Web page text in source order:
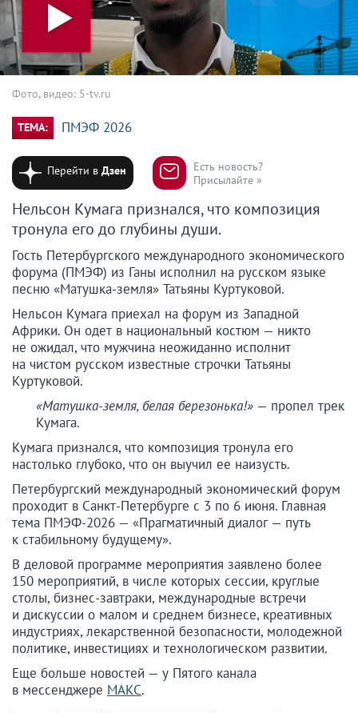
Фото, видео: 5-tv.ru
ТЕМА: ПМЭФ 2026
Перейти вДзен
Есть новость?
Присылайте »
Нельсон Кумага признался, что композиция
тронула его до глубины души.
Гость Петербургского международного экономического
форума (ПМЭФ) из Ганы исполнил на русском языке
песню «Матушка-земля» Татьяны Куртуковой.
Нельсон Кумага приехал на форум из Западной
Африки. Он одет в национальный костюм — никто
не ожидал, что мужчина неожиданно исполнит
на чистом русском известные строчки Татьяны
Куртуковой.
«Матушка-земля, белая березонька!» — пропел трек
Кумага.
Кумага признался, что композиция тронула его
настолько глубоко, что он выучил ее наизусть.
Петербургский международный экономический форум
проходит в Санкт-Петербурге с 3 по 6 июня. Главная
тема ПМЭФ-2026 — «Прагматичный диалог — путь
к стабильному будущему».
В деловой программе мероприятия заявлено более
150 мероприятий, в числе которых сессии, круглые
столы, бизнес-завтраки, международные встречи
и дискуссии о малом и среднем бизнесе, креативных
индустриях, лекарственной безопасности, молодежной
политике, инвестициях и технологическом развитии.
Еще больше новостей — у Пятого канала
в мессенджере МАКС.